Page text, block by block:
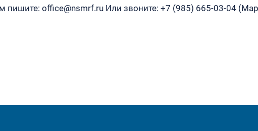
пишите: office@nsmrf.ru Или звоните: +7 (985) 665-03-04